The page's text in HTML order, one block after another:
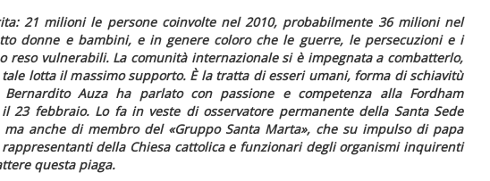
21 milioni le persone coinvolte nel 2010, probabilmente 36 milioni nel
donne e bambini, e in genere coloro che le guerre, le persecuzioni e i
reso vulnerabili. La comunità internazionale si è impegnata a combatterlo,
tale lotta il massimo supporto. È la tratta di esseri umani, forma di schiavitù
Auza ha parlato con passione e competenza alla Fordham
23 febbraio. Lo fa in veste di osservatore permanente della Santa Sede
anche di membro del «Gruppo Santa Marta», che su impulso di papa
della Chiesa cattolica e funzionari degli organismi inquirenti
questa piaga.